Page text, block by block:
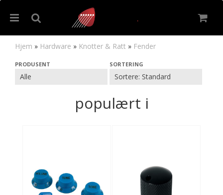
Hjem » Hardware » Knotter & Ratt » Fender
PRODUSENT SORTERING
Fender
populært i